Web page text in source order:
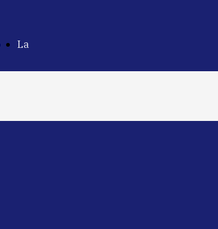
La
il romanzo